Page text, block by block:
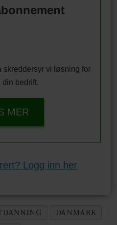
skreddersyr vi løsning for
din bedrift.
MER
Logg inn her
DANMARK